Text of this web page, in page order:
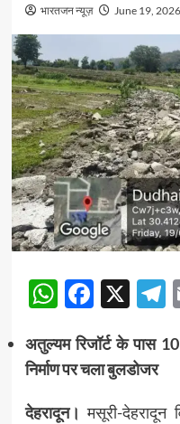
भारतजन न्यूज़ June 19, 2026
X
अतुल्यम रिजॉर्ट के पास
निर्माण पर चला बुलडोजर
देहरादून। मसूरी-देहरादून